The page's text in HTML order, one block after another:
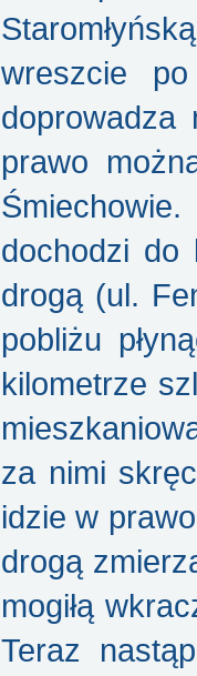
wreszcie
prawo
dochodzi do
drogą (ul.
pobliżu
kilometrze
za nimi
idzie w
drogą
mogiłą
Teraz